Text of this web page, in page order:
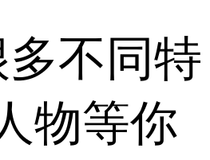
不同特
物等你